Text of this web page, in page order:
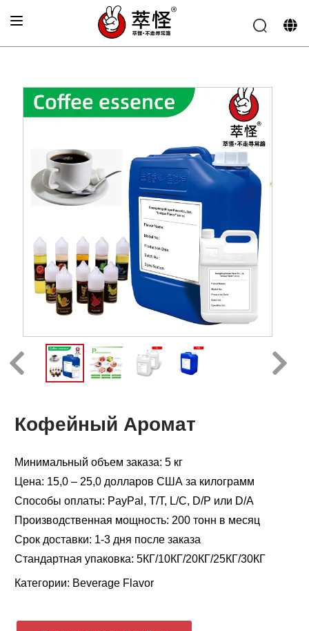
Аромат напитков»Кофейный Аромат
Кофейный Аромат
Минимальный объем заказа: 5 кг
Цена: 15,0 – 25,0 долларов США за килограмм
Способы оплаты: PayPal, T/T, L/C, D/P или D/A
Производственная мощность: 200 тонн в месяц
Срок доставки: 1-3 дня после заказа
Стандартная упаковка: 5КГ/10КГ/20КГ/25КГ/30КГ
Категории: Beverage Flavor